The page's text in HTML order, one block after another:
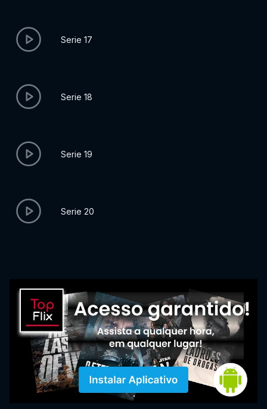
Serie 17
Serie 18
Serie 19
Serie 20